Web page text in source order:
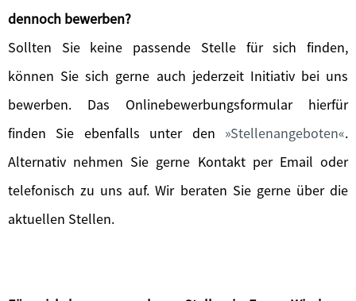
dennoch bewerben?
Sollten Sie keine passende Stelle für sich finden,
können Sie sich gerne auch jederzeit Initiativ bei uns
bewerben. Das Onlinebewerbungsformular hierfür
finden Sie ebenfalls unter den
Stellenangeboten .
Alternativ nehmen Sie gerne Kontakt per Email oder
telefonisch zu uns auf. Wir beraten Sie gerne über die
aktuellen Stellen.